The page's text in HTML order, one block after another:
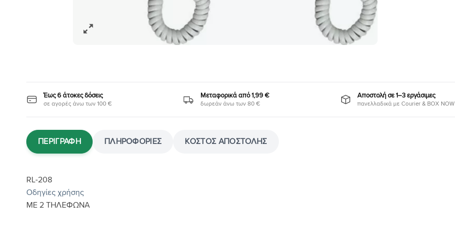
Έως 6 άτοκες δόσεις
σε αγορές άνω των 100 €
Μεταφορικά από 1,99 €
δωρεάν άνω των 80 €
Αποστολή σε 1–3 εργάσιμες
πανελλαδικά με Courier & BOX NOW
ΠΕΡΙΓΡΑΦΉ ΠΛΗΡΟΦΟΡΊΕΣ ΚΌΣΤΟΣ ΑΠΟΣΤΟΛΉΣ
RL-208
Οδηγίες χρήσης
ΜΕ 2 ΤΗΛΕΦΩΝΑ